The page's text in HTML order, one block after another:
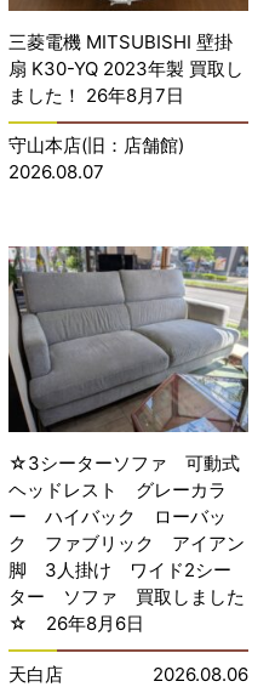
三菱電機 MITSUBISHI 壁掛
扇 K30-YQ 2023年製 買取し
ました！ 26年8月7日
守山本店(旧：店舗館)
2026.08.07
☆3シーターソファ 可動式
ヘッドレスト グレーカラ
ー ハイバック ローバッ
ク ファブリック アイアン
脚 3人掛け ワイド2シー
ター ソファ 買取しました
☆ 26年8月6日
天白店 2026.08.06